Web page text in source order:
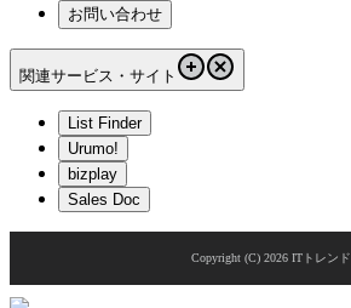
お問い合わせ
関連サービス・サイト
List Finder
Urumo!
bizplay
Sales Doc
Copyright (C) 2026 ITトレンド